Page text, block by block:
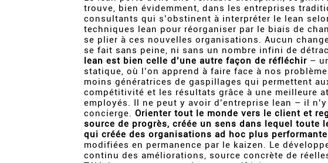
trouve, bien évidemment, dans les entreprises
consultants qui s’obstinent à interpréter le lean
techniques lean pour réorganiser par le biais de
se plier à ces nouvelles organisations. Aucun
se fait sans peine, ni sans un nombre infini de
lean est bien celle d’une autre façon de réfléchir–
statique, où l’on apprend à faire face à nos
moins génératrices de gaspillages qui permettent
compétitivité et les résultats grâce à une meilleure
employés. Il ne peut y avoir d’entreprise lean – il
concierge. Orienter tout le monde vers le client et
source de progrès, créée un sens dans lequel toute
qui créée des organisations ad hoc plus
modifiées en permanence par le kaizen. Le
continu des améliorations, source concrète de